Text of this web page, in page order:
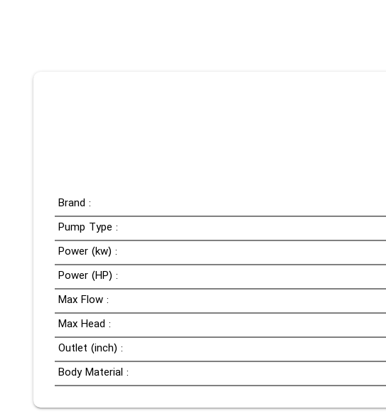
Brand :
Pump Type :
Power (kw) :
Power (HP) :
Max Flow :
Max Head :
Outlet (inch) :
Body Material :